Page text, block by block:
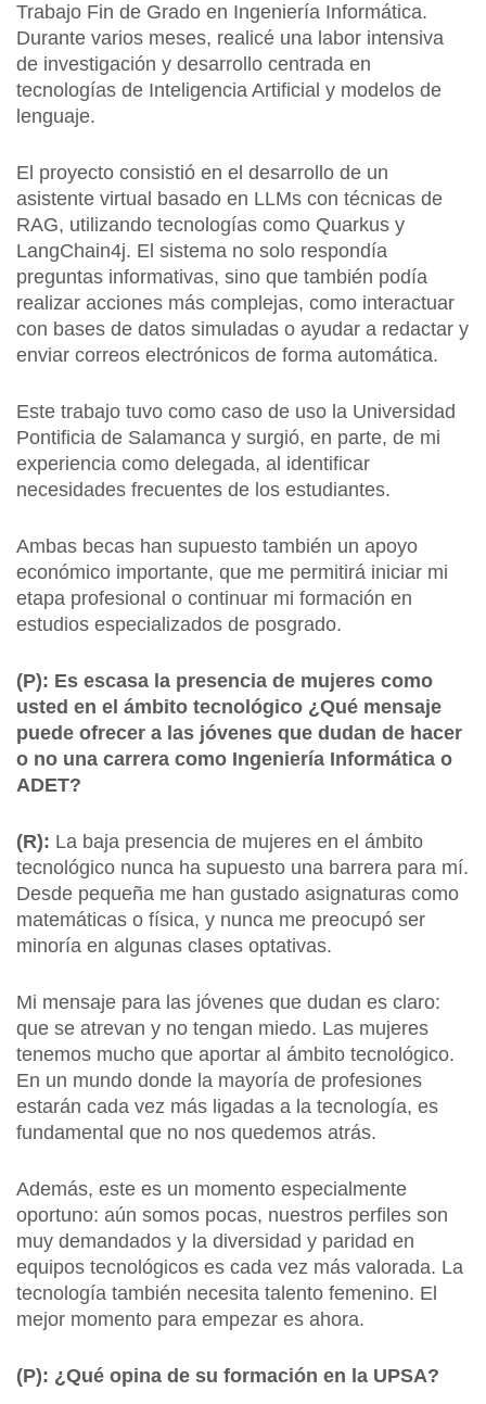
Trabajo Fin de Grado en Ingeniería Informática.
Durante varios meses, realicé una labor intensiva
de investigación y desarrollo centrada en
tecnologías de Inteligencia Artificial y modelos de
lenguaje.
El proyecto consistió en el desarrollo de un
asistente virtual basado en LLMs con técnicas de
RAG, utilizando tecnologías como Quarkus y
LangChain4j. El sistema no solo respondía
preguntas informativas, sino que también podía
realizar acciones más complejas, como interactuar
con bases de datos simuladas o ayudar a redactar y
enviar correos electrónicos de forma automática.
Este trabajo tuvo como caso de uso la Universidad
Pontificia de Salamanca y surgió, en parte, de mi
experiencia como delegada, al identificar
necesidades frecuentes de los estudiantes.
Ambas becas han supuesto también un apoyo
económico importante, que me permitirá iniciar mi
etapa profesional o continuar mi formación en
estudios especializados de posgrado.
(P): Es escasa la presencia de mujeres como
usted en el ámbito tecnológico ¿Qué mensaje
puede ofrecer a las jóvenes que dudan de hacer
o no una carrera como Ingeniería Informática o
ADET?
(R): La baja presencia de mujeres en el ámbito
tecnológico nunca ha supuesto una barrera para mí.
Desde pequeña me han gustado asignaturas como
matemáticas o física, y nunca me preocupó ser
minoría en algunas clases optativas.
Mi mensaje para las jóvenes que dudan es claro:
que se atrevan y no tengan miedo. Las mujeres
tenemos mucho que aportar al ámbito tecnológico.
En un mundo donde la mayoría de profesiones
estarán cada vez más ligadas a la tecnología, es
fundamental que no nos quedemos atrás.
Además, este es un momento especialmente
oportuno: aún somos pocas, nuestros perfiles son
muy demandados y la diversidad y paridad en
equipos tecnológicos es cada vez más valorada. La
tecnología también necesita talento femenino. El
mejor momento para empezar es ahora.
(P): ¿Qué opina de su formación en la UPSA?